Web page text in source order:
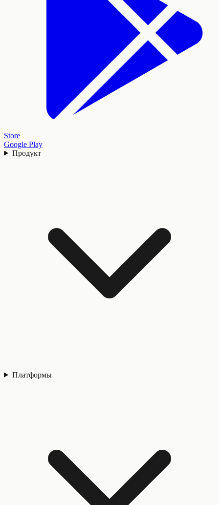
Store
Google Play
Продукт
Платформы